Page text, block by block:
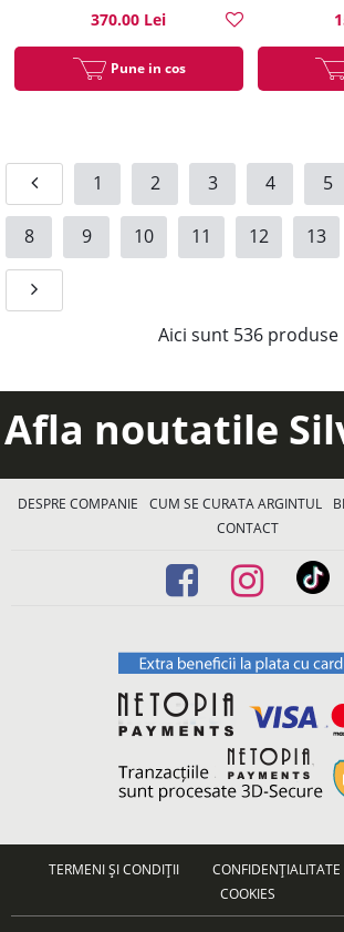
370.00 Lei
Pune in cos
1 2 3 4 5
8 9 10 11 12 13
Aici sunt 536produse
Afla noutatile
DESPRE COMPANIE CUM SE CURATA ARGINTUL
CONTACT
TERMENI ȘI CONDIȚII CONFIDENȚIALITATE
COOKIES